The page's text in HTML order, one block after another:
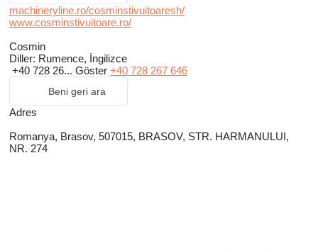
machineryline.ro/cosminstivuitoaresh/
www.cosminstivuitoare.ro/
Cosmin
Diller: Rumence, İngilizce
+40 728 26... Göster +40 728 267 646
Beni geri ara
Adres
Romanya, Brasov, 507015, BRASOV, STR. HARMANULUI,
NR. 274